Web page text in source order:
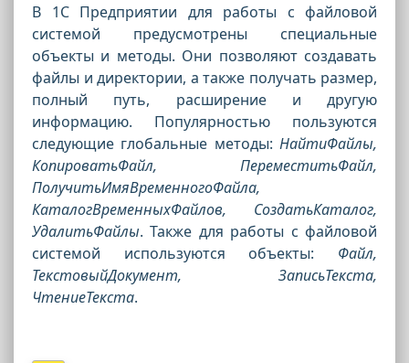
В 1С Предприятии для работы с файловой
системой предусмотрены специальные
объекты и методы. Они позволяют создавать
файлы и директории, а также получать размер,
полный путь, расширение и другую
информацию. Популярностью пользуются
следующие глобальные методы: НайтиФайлы,
КопироватьФайл, ПереместитьФайл,
ПолучитьИмяВременногоФайла,
КаталогВременныхФайлов, СоздатьКаталог,
УдалитьФайлы. Также для работы с файловой
системой используются объекты: Файл,
ТекстовыйДокумент, ЗаписьТекста,
ЧтениеТекста.